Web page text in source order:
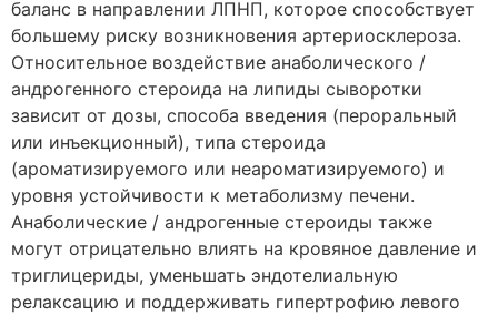
баланс в направлении ЛПНП, которое способствует
большему риску возникновения артериосклероза.
Относительное воздействие анаболического /
андрогенного стероида на липиды сыворотки
зависит от дозы, способа введения (пероральный
или инъекционный), типа стероида
(ароматизируемого или неароматизируемого) и
уровня устойчивости к метаболизму печени.
Анаболические / андрогенные стероиды также
могут отрицательно влиять на кровяное давление и
триглицериды, уменьшать эндотелиальную
релаксацию и поддерживать гипертрофию левого